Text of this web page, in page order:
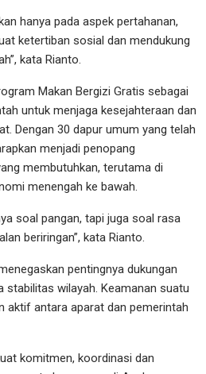
hanya pada aspek pertahanan,
ketertiban sosial dan mendukung
kata Rianto.
Makan Bergizi Gratis sebagai
untuk menjaga kesejahteraan dan
Dengan 30 dapur umum yang telah
menjadi penopang
membutuhkan, terutama di
menengah ke bawah.
soal pangan, tapi juga soal rasa
beriringan”, kata Rianto.
pentingnya dukungan
stabilitas wilayah. Keamanan suatu
aktif antara aparat dan pemerintah
komitmen, koordinasi dan